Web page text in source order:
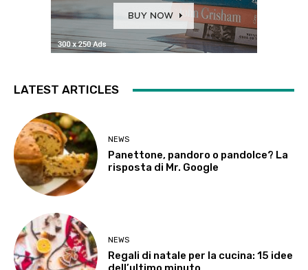
LATEST ARTICLES
NEWS
Panettone, pandoro o pandolce? La
risposta di Mr. Google
NEWS
Regali di natale per la cucina: 15 idee